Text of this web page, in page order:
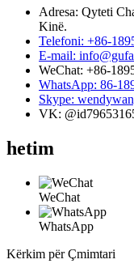
Adresa: Qyteti
Kinë.
Telefoni: +86-
E-mail:
WeChat: +86-
WhatsApp: 86-
Skype:
VK:
hetim
WeChat
WhatsApp
Kërkim për Çmimtari